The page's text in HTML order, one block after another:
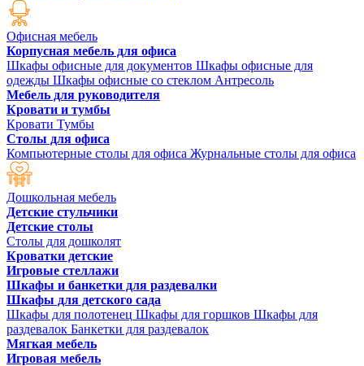
Офисная мебель
Корпусная мебель для офиса
Шкафы офисные для документов Шкафы офисные для
одежды Шкафы офисные со стеклом Антресоль
Мебель для руководителя
Кровати и тумбы
Кровати Тумбы
Столы для офиса
Компьютерные столы для офиса Журнальные столы для офиса
Дошкольная мебель
Детские стульчики
Детские столы
Столы для дошколят
Кроватки детские
Игровые стеллажи
Шкафы и банкетки для раздевалки
Шкафы для детского сада
Шкафы для полотенец Шкафы для горшков Шкафы для
раздевалок Банкетки для раздевалок
Мягкая мебель
Игровая мебель